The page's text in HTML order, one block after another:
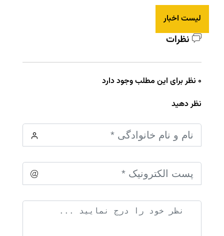
لیست اخبار
نظرات
0 نظر برای این مطلب وجود دارد
نظر دهید